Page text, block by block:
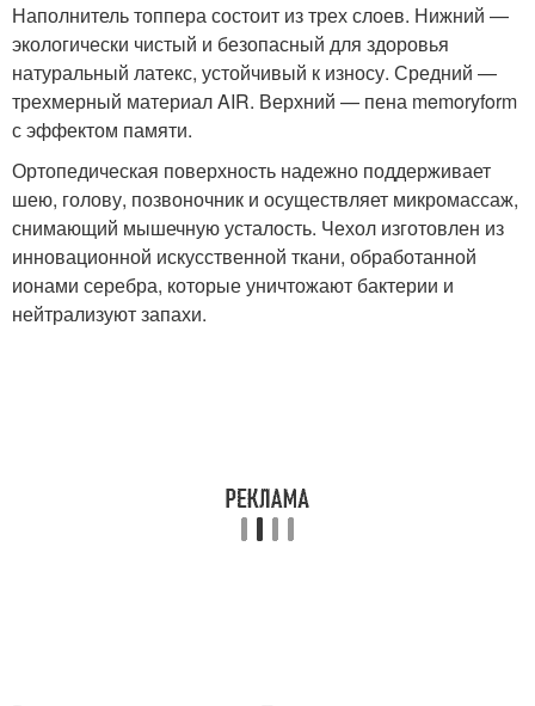
Наполнитель топпера состоит из трех слоев. Нижний —
экологически чистый и безопасный для здоровья
натуральный латекс, устойчивый к износу. Средний —
трехмерный материал AIR. Верхний — пена memoryform
с эффектом памяти.
Ортопедическая поверхность надежно поддерживает
шею, голову, позвоночник и осуществляет микромассаж,
снимающий мышечную усталость. Чехол изготовлен из
инновационной искусственной ткани, обработанной
ионами серебра, которые уничтожают бактерии и
нейтрализуют запахи.